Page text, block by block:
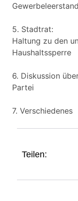
5. Stadtrat:
Haltung zu den
Haushaltssperre
6. Diskussion
Partei
7. Verschiedenes
Teilen: